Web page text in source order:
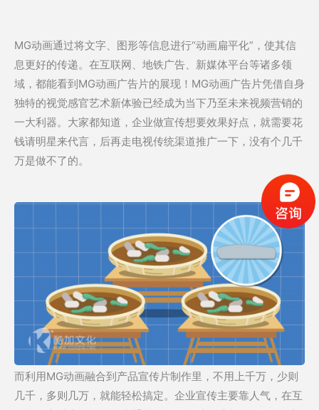
MG动画通过将文字、图形等信息进行“动画扁平化”，使其信
息更好的传递。在互联网、地铁广告、新媒体平台等诸多领
域，都能看到MG动画广告片的展现！MG动画广告片凭借自身
独特的视觉感官艺术新体验已经成为当下乃至未来视频营销的
一大利器。大家都知道，企业做宣传想要效果好点，就需要花
钱请明星来代言，后再走电视传统渠道推广一下，没有个几千
万是做不了的。
而利用MG动画融合到产品宣传片制作里，不用上千万，少则
几千，多则几万，就能轻松搞定。企业宣传主要靠人气，在互